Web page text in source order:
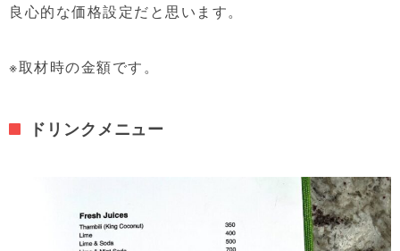
良心的な価格設定だと思います。
※取材時の金額です。
ドリンクメニュー